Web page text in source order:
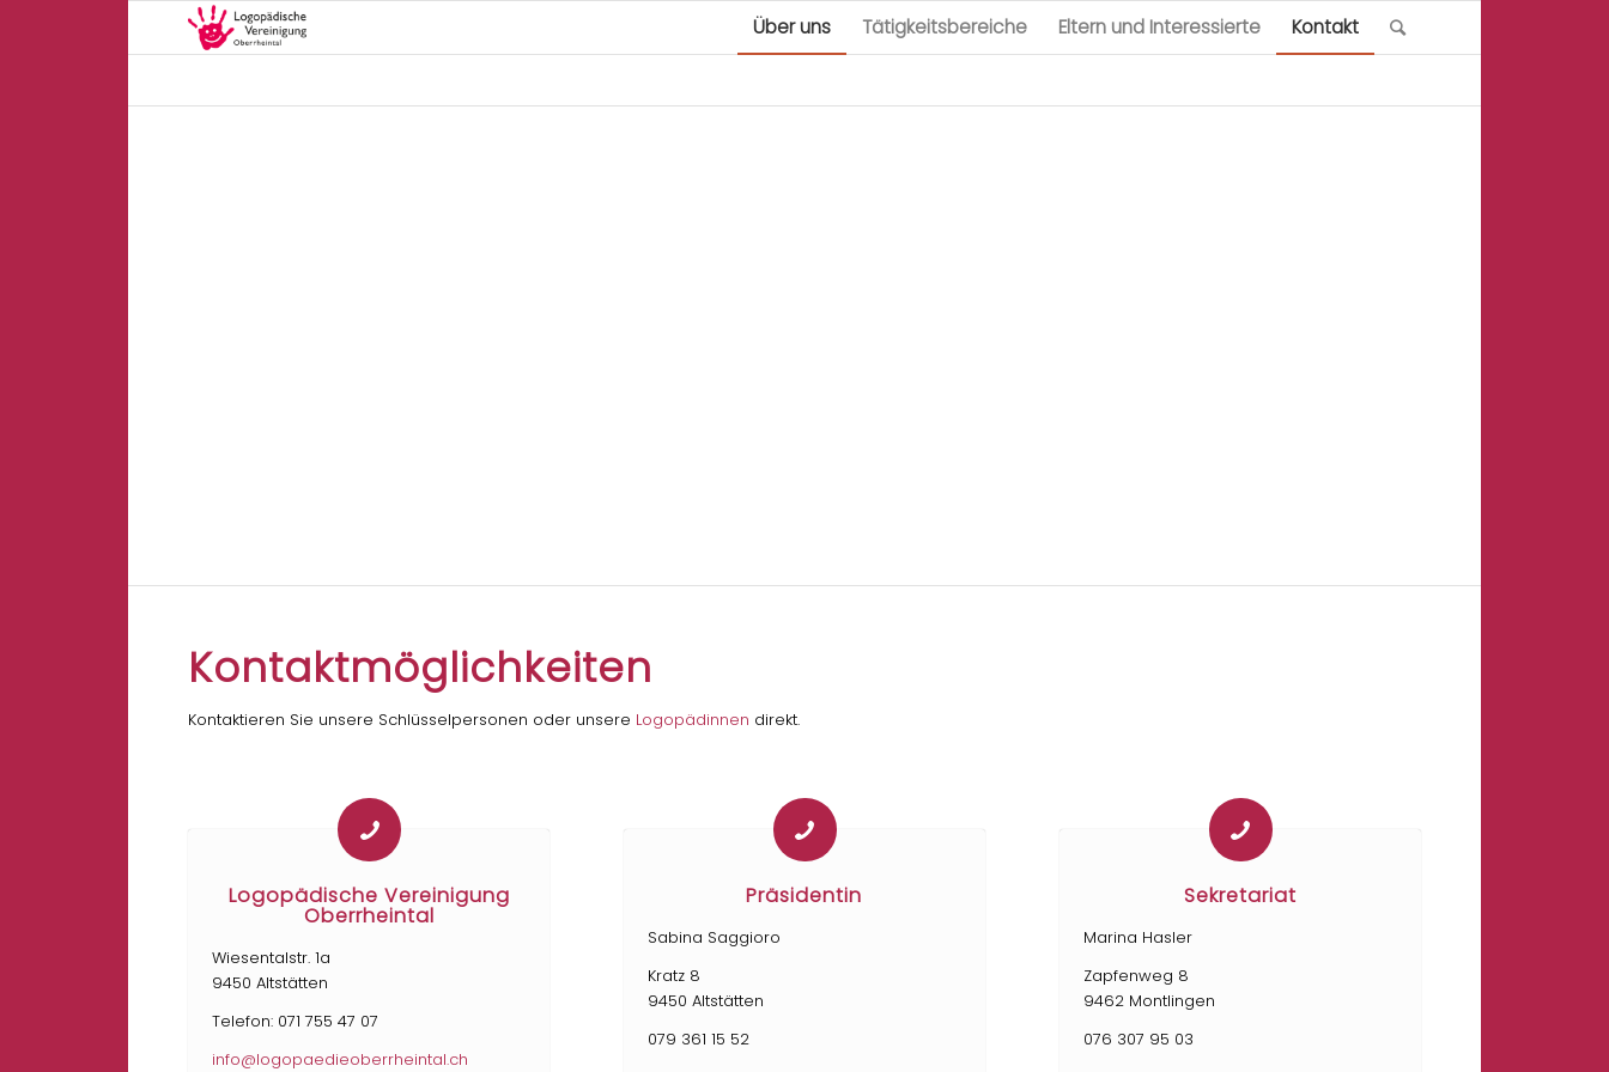
Über uns Tätigkeitsbereiche Eltern und Interessierte Kontakt
Kontakt­möglichkeiten
Kontaktieren Sie unsere Schlüsselpersonen oder unsere Logopädinnen direkt.
Logopädische Vereinigung
Oberrheintal
Wiesentalstr. 1a
9450 Altstätten
Telefon: 071 755 47 07
info@logopaedieoberrheintal.ch
Präsidentin
Sabina Saggioro
Kratz 8
9450 Altstätten
079 361 15 52
Sekretariat
Marina Hasler
Zapfenweg 8
9462 Montlingen
076 307 95 03